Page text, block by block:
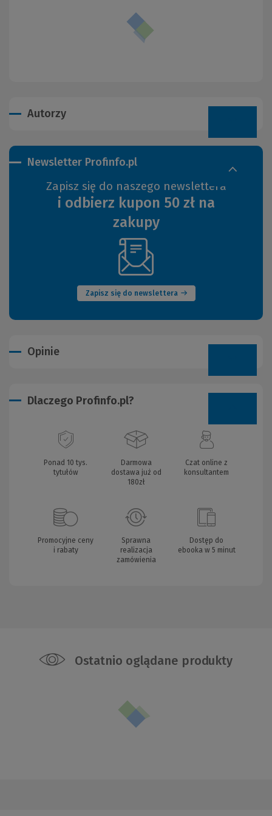
Autorzy
Newsletter Profinfo.pl
Zapisz się do naszego newslettera
i odbierz kupon 50 zł na
zakupy
Zapisz się do newslettera
(Nowe
okno)
Opinie
Dlaczego Profinfo.pl?
Ponad 10 tys.
tytułów
Darmowa
dostawa już od
180zł
Czat online z
konsultantem
Promocyjne ceny
i rabaty
Sprawna
realizacja
zamówienia
Dostęp do
ebooka w 5 minut
Ostatnio oglądane produkty